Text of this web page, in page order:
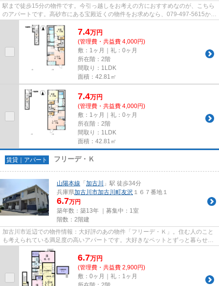
駅まで徒歩15分の物件です。今引っ越しをお考えの方におすすめなのが、こちら
のアパートです。高砂市にある宝殿近くの物件をお求めなら、079-497-5615から
7.4万円
(管理費・共益費 4,000円)
敷：1ヶ月｜礼：0ヶ月
所在階：2階
間取り：1LDK
面積：42.81㎡
7.4万円
(管理費・共益費 4,000円)
敷：1ヶ月｜礼：0ヶ月
所在階：2階
間取り：1LDK
面積：42.81㎡
賃貸｜アパート フリーデ・Ｋ
山陽本線 「 加古川
」駅 徒歩34分
兵庫県加古川市加古川町友沢 １６７番地１
6.7万円
築年数：築13年 ｜募集中： 1室
階数：2階建
加古川市近辺での物件情報：大好評のあの物件「フリーデ・Ｋ」。住む人のこと
も考えられている満足度の高いアパートです。大好きなペットとずっと暮らせる
ペット対応の物件です。ベス...
6.7万円
(管理費・共益費 2,900円)
敷：0ヶ月｜礼：1ヶ月